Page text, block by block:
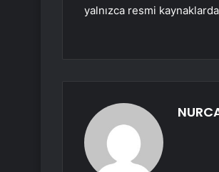
yalnızca resmi